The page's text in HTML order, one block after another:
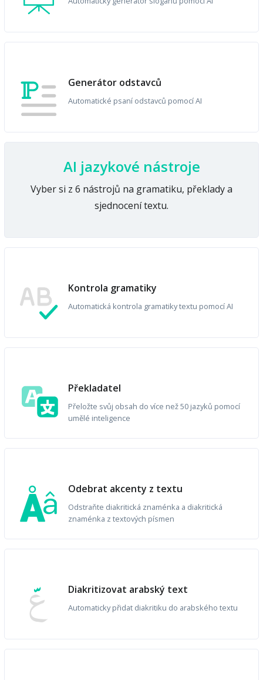
Generátor odstavců
Automatické psaní odstavců pomocí AI
AI jazykové nástroje
Vyber si z 6 nástrojů na gramatiku, překlady a
sjednocení textu.
Kontrola gramatiky
Automatická kontrola gramatiky textu pomocí AI
Překladatel
Přeložte svůj obsah do více než 50 jazyků pomocí
umělé inteligence
Odebrat akcenty z textu
Odstraňte diakritická znaménka a diakritická
znaménka z textových písmen
Diakritizovat arabský text
Automaticky přidat diakritiku do arabského textu